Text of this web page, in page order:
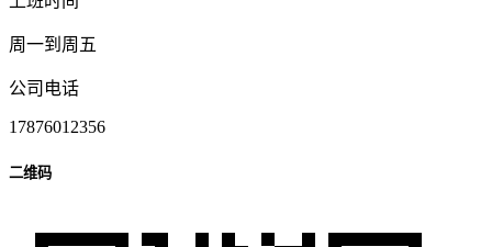
周一到周五
公司电话
17876012356
二维码